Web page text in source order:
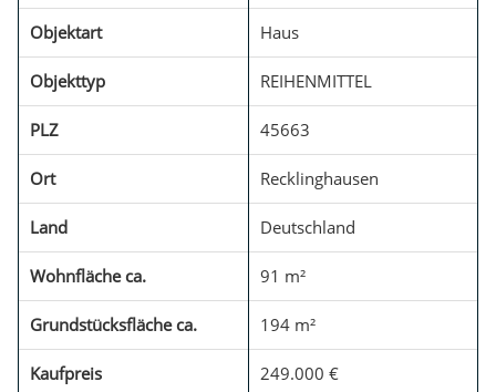
Objektart Haus
Objekttyp REIHENMITTEL
PLZ 45663
Ort Recklinghausen
Land Deutschland
Wohnfläche ca. 91 m²
Grundstücksfläche ca. 194 m²
Kaufpreis 249.000 €